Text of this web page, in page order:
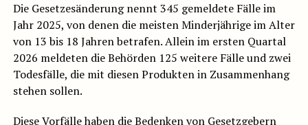
Die Gesetzesänderung nennt 345 gemeldete Fälle im
Jahr 2025, von denen die meisten Minderjährige im Alter
von 13 bis 18 Jahren betrafen. Allein im ersten Quartal
2026 meldeten die Behörden 125 weitere Fälle und zwei
Todesfälle, die mit diesen Produkten in Zusammenhang
stehen sollen.
Diese Vorfälle haben die Bedenken von Gesetzgebern